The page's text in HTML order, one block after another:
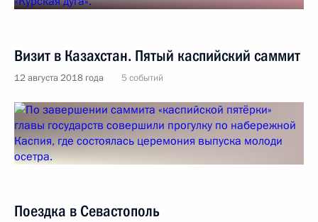
Визит в Казахстан. Пятый каспийский саммит
12 августа 2018 года 5 событий
Поездка в Севастополь